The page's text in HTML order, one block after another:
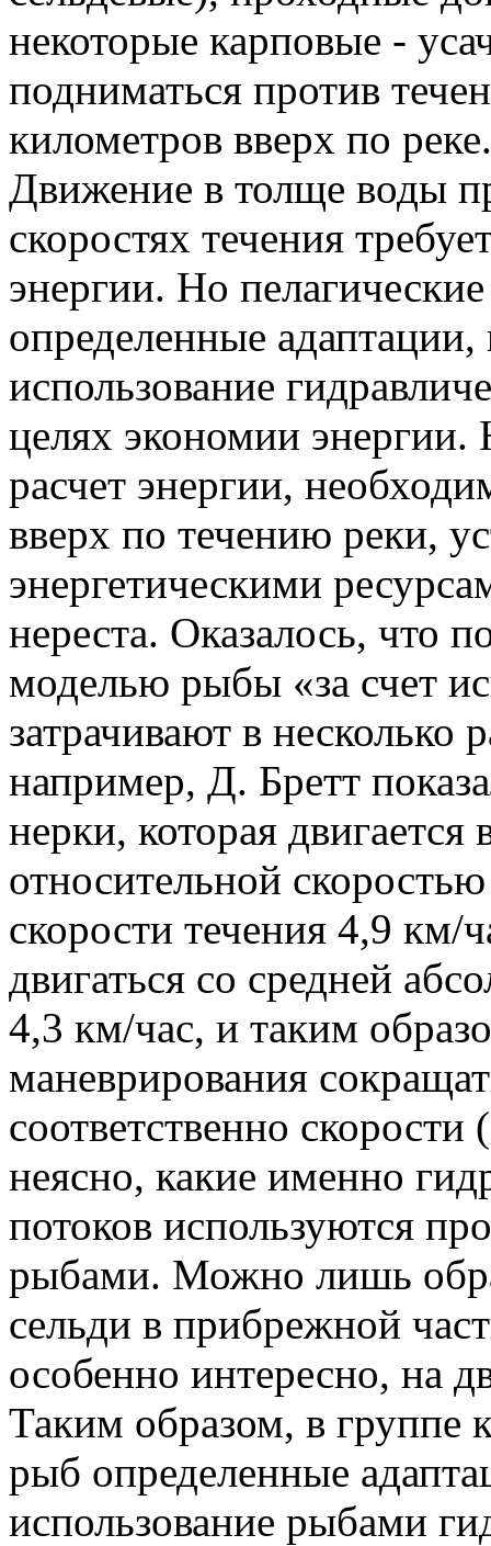
некоторые карповые -
подниматься против
километров вверх по реке.
Движение в толще воды
скоростях течения
энергии. Но
определенные
использование
целях экономии энергии.
расчет энергии,
вверх по течению реки,
энергетическими
нереста. Оказалось, что
моделью рыбы «за счет
затрачивают в несколько
например, Д. Бретт
нерки, которая
относительной
скорости течения 4,9 км/
двигаться со средней
4,3 км/час, и таким
маневрирования
соответственно
неясно, какие именно
потоков используются
рыбами. Можно лишь
сельди в прибрежной
особенно интересно, на
Таким образом, в группе
рыб определенные
использование рыбами